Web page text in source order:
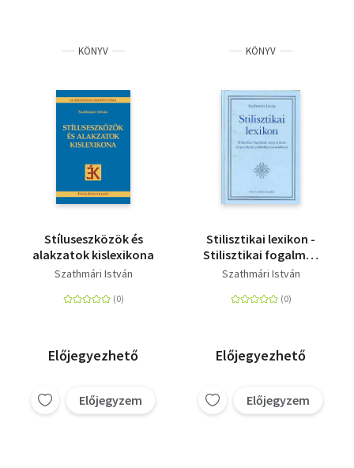
KÖNYV
Stíluseszközök és
alakzatok kislexikona
Szathmári István
Előjegyezhető
Előjegyzem
KÖNYV
Stilisztikai lexikon -
Stilisztikai fogalmak
magyarázata
példákkal
Szathmári István
Előjegyezhető
Előjegyzem